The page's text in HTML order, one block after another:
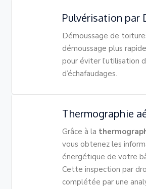
Pulvérisation par
Démoussage de
démoussage plus
pour éviter l’utilisation
d’échafaudages.
Thermographie
Grâce à la
vous obtenez les
énergétique de votre
Cetteinspection par
complétée par une